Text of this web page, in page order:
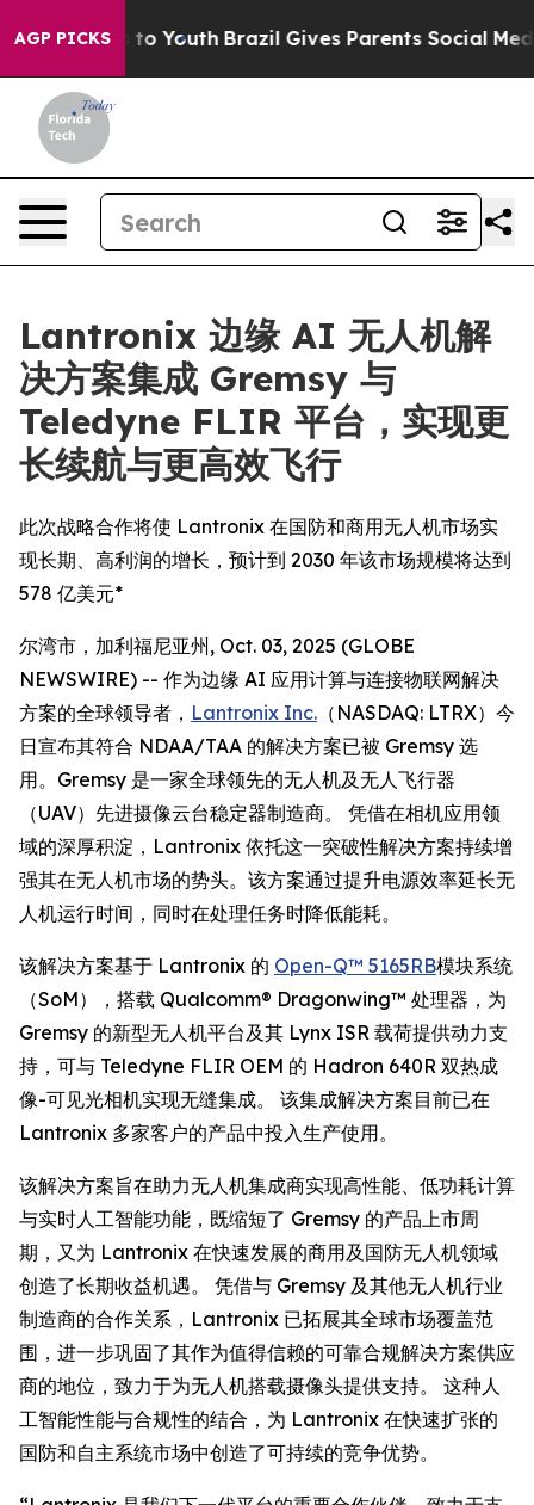
AGP PICKS
to Youth Brazil Gives Parents Social Media
Lantronix 边缘 AI 无人机解
决方案集成 Gremsy 与
Teledyne FLIR 平台，实现更
长续航与更高效飞行
此次战略合作将使 Lantronix 在国防和商用无人机市场实
现长期、高利润的增长，预计到 2030 年该市场规模将达到
578 亿美元*
尔湾市，加利福尼亚州, Oct. 03, 2025 (GLOBE
NEWSWIRE) -- 作为边缘 AI 应用计算与连接物联网解决
方案的全球领导者， Lantronix Inc. （NASDAQ: LTRX）今
日宣布其符合 NDAA/TAA 的解决方案已被 Gremsy 选
用。Gremsy 是一家全球领先的无人机及无人飞行器
（UAV）先进摄像云台稳定器制造商。 凭借在相机应用领
域的深厚积淀，Lantronix 依托这一突破性解决方案持续增
强其在无人机市场的势头。该方案通过提升电源效率延长无
人机运行时间，同时在处理任务时降低能耗。
该解决方案基于 Lantronix 的 Open-Q™ 5165RB模块系统
（SoM），搭载 Qualcomm® Dragonwing™ 处理器，为
Gremsy 的新型无人机平台及其 Lynx ISR 载荷提供动力支
持，可与 Teledyne FLIR OEM 的 Hadron 640R 双热成
像-可见光相机实现无缝集成。 该集成解决方案目前已在
Lantronix 多家客户的产品中投入生产使用。
该解决方案旨在助力无人机集成商实现高性能、低功耗计算
与实时人工智能功能，既缩短了 Gremsy 的产品上市周
期，又为 Lantronix 在快速发展的商用及国防无人机领域
创造了长期收益机遇。 凭借与 Gremsy 及其他无人机行业
制造商的合作关系，Lantronix 已拓展其全球市场覆盖范
围，进一步巩固了其作为值得信赖的可靠合规解决方案供应
商的地位，致力于为无人机搭载摄像头提供支持。 这种人
工智能性能与合规性的结合，为 Lantronix 在快速扩张的
国防和自主系统市场中创造了可持续的竞争优势。